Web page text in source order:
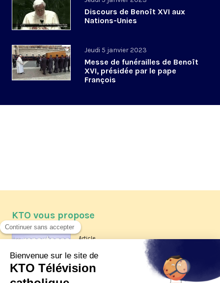
Discours de Benoît XVI aux
Nations-Unies
Jeudi 5 janvier 2023
Messe de funérailles de Benoît
XVI, présidée par le pape
François
KTO vous propose
Article
Les reportages d'été 2026 de KTO